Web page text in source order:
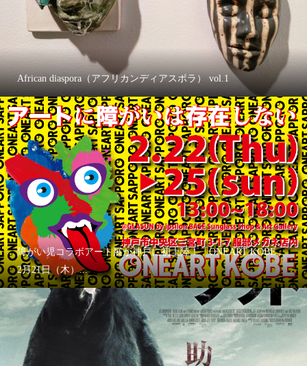
African diaspora（アフリカンディアスポラ） vol.1
障がい児コラボアート展が神戸に初上陸！「ONEART KOBE」
2月21日（木）...